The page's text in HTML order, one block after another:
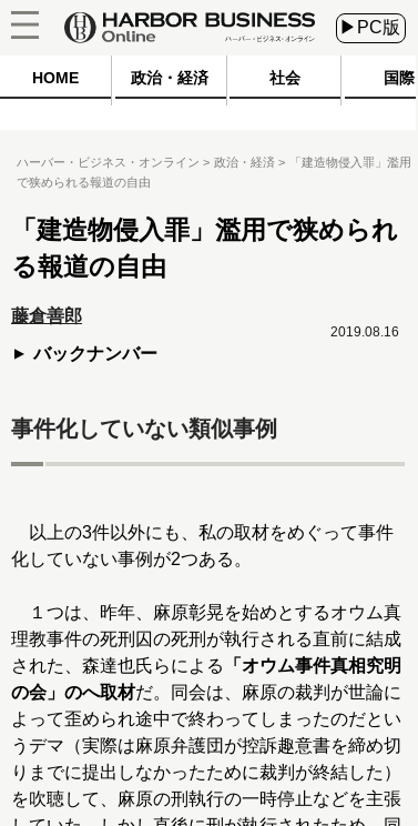
▶PC版
HOME 政治・経済 社会 国際
ハーバー・ビジネス・オンライン 政治・経済
「建造物侵入罪」濫用
で狭められる報道の自由
「建造物侵入罪」濫用で狭められ
る報道の自由
藤倉善郎
バックナンバー
2019.08.16
事件化していない類似事例
以上の3件以外にも、私の取材をめぐって事件
化していない事例が2つある。
１つは、昨年、麻原彰晃を始めとするオウム真
理教事件の死刑囚の死刑が執行される直前に結成
された、森達也氏らによる
「オウム事件真相究明
の会」のへ取材だ。同会は、麻原の裁判が世論に
よって歪められ途中で終わってしまったのだとい
うデマ（実際は麻原弁護団が控訴趣意書を締め切
りまでに提出しなかったために裁判が終結した）
を吹聴して、麻原の刑執行の一時停止などを主張